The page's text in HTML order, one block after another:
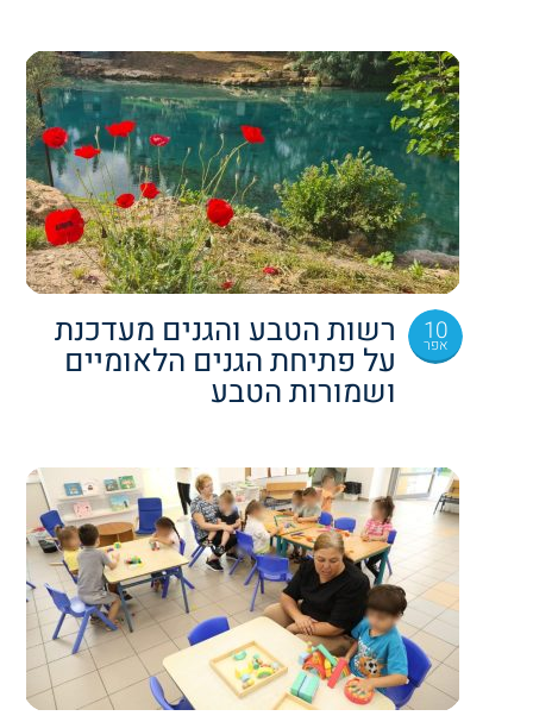
10
אפר רשות הטבע והגנים מעדכנת
על פתיחת הגנים הלאומיים
ושמורות הטבע